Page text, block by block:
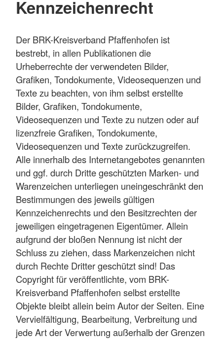
Kennzeichenrecht
Der BRK-Kreisverband Pfaffenhofen ist
bestrebt, in allen Publikationen die
Urheberrechte der verwendeten Bilder,
Grafiken, Tondokumente, Videosequenzen und
Texte zu beachten, von ihm selbst erstellte
Bilder, Grafiken, Tondokumente,
Videosequenzen und Texte zu nutzen oder auf
lizenzfreie Grafiken, Tondokumente,
Videosequenzen und Texte zurückzugreifen.
Alle innerhalb des Internetangebotes genannten
und ggf. durch Dritte geschützten Marken- und
Warenzeichen unterliegen uneingeschränkt den
Bestimmungen des jeweils gültigen
Kennzeichenrechts und den Besitzrechten der
jeweiligen eingetragenen Eigentümer. Allein
aufgrund der bloßen Nennung ist nicht der
Schluss zu ziehen, dass Markenzeichen nicht
durch Rechte Dritter geschützt sind! Das
Copyright für veröffentlichte, vom BRK-
Kreisverband Pfaffenhofen selbst erstellte
Objekte bleibt allein beim Autor der Seiten. Eine
Vervielfältigung, Bearbeitung, Verbreitung und
jede Art der Verwertung außerhalb der Grenzen